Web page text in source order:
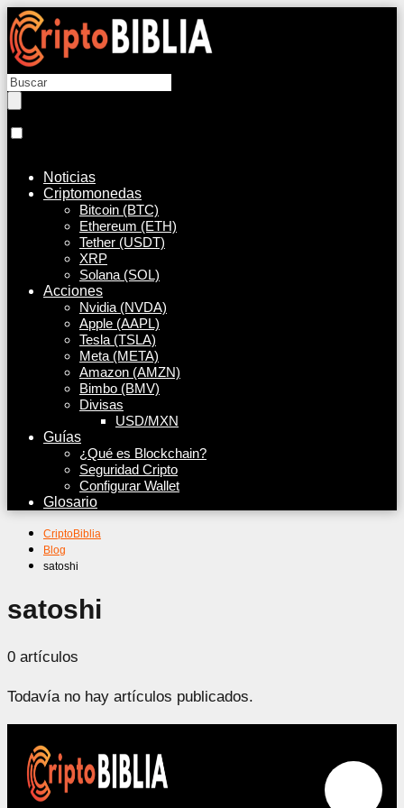
Noticias
Criptomonedas
Bitcoin (BTC)
Ethereum (ETH)
Tether (USDT)
XRP
Solana (SOL)
Acciones
Nvidia (NVDA)
Apple (AAPL)
Tesla (TSLA)
Meta (META)
Amazon (AMZN)
Bimbo (BMV)
Divisas
USD/MXN
Guías
¿Qué es Blockchain?
Seguridad Cripto
Configurar Wallet
Glosario
CriptoBiblia
Blog
satoshi
satoshi
0 artículos
Todavía no hay artículos publicados.